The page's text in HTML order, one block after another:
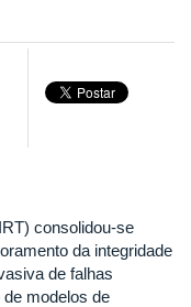
consolidou-se
da integridade
de falhas
modelos de